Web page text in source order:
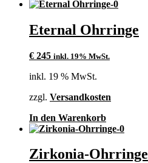
Eternal Ohrringe
€ 245 inkl. 19% MwSt.
inkl. 19 % MwSt.
zzgl. Versandkosten
In den Warenkorb
Zirkonia-Ohrringe